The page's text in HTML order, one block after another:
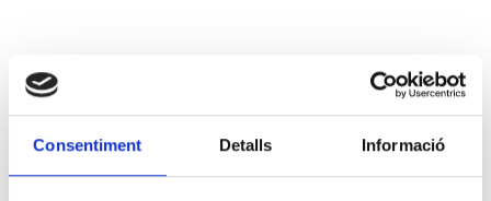
Consentiment Detalls Informació